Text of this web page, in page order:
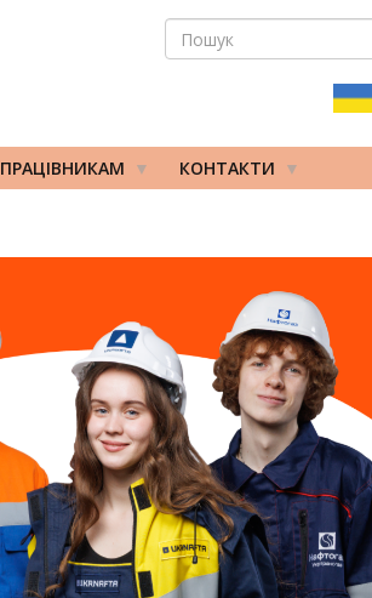
ПОШУКОВА
ПОШУК
ПРАЦІВНИКАМ КОНТАКТИ